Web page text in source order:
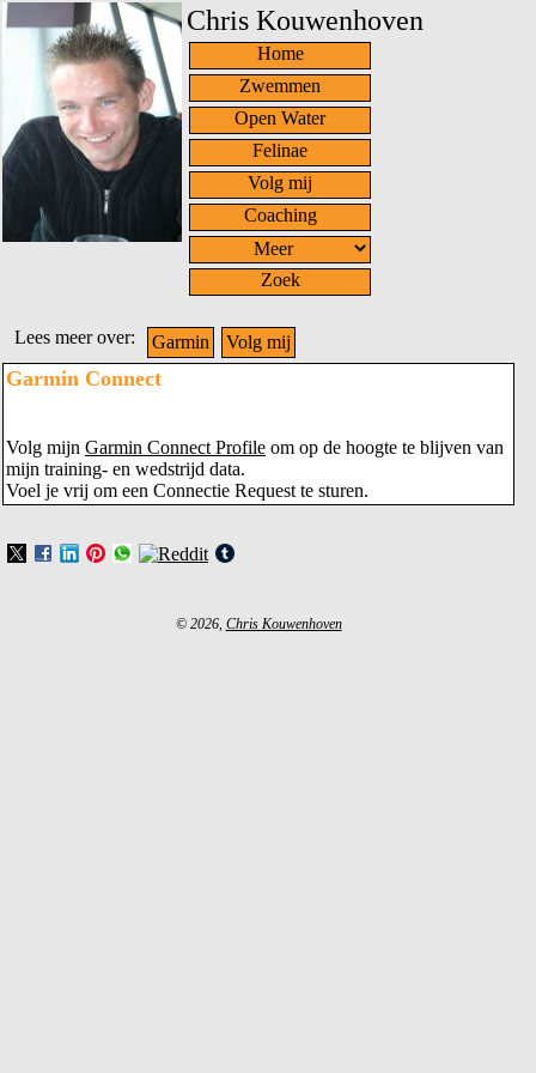
Chris Kouwenhoven
Home
Zwemmen
Open Water
Felinae
Volg mij
Coaching
Zoek
Lees meer over: Garmin Volg mij
Garmin Connect
Volg mijn Garmin Connect Profile om op de hoogte te blijven van
mijn training- en wedstrijd data.
Voel je vrij om een Connectie Request te sturen.
© 2026, Chris Kouwenhoven